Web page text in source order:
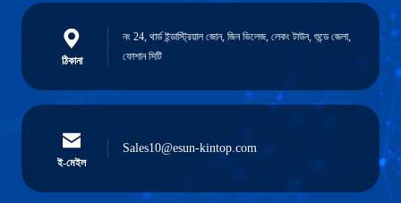
ঠিকানা
নং 24, থার্ড ইন্ডাস্ট্রিয়াল জোন, জিন ভিলেজ, লেকং টাউন, শুন্ডে জেলা,
ফোশান সিটি
ই-মেইল
Sales10@esun-kintop.com